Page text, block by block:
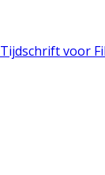
Tijdschrift voor